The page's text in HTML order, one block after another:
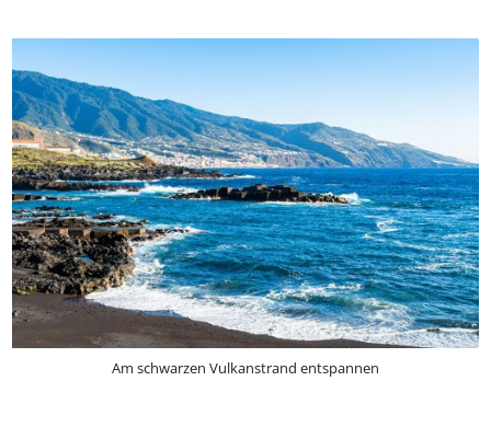
Am schwarzen Vulkanstrand entspannen